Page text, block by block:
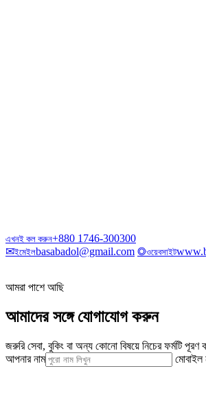
এখনই কল করুন+880 1746-300300
✉ইমেইলbasabadol@gmail.com ◎ওয়েবসাইট
আমরা পাশে আছি
আমাদের সঙ্গে যোগাযোগ করুন
জরুরি সেবা, বুকিং বা অন্য কোনো বিষয়ে নিচের ফর্মটি
আপনার নাম
মোবাইল